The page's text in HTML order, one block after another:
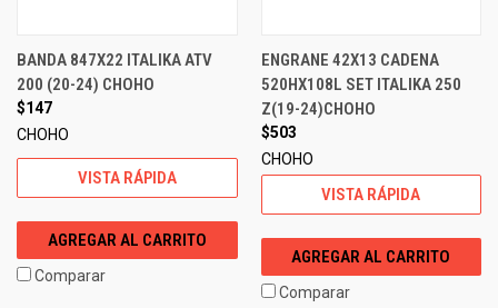
BANDA 847X22 ITALIKA ATV
200 (20-24) CHOHO
$147
CHOHO
VISTA RÁPIDA
AGREGAR AL CARRITO
Comparar
ENGRANE 42X13 CADENA
520HX108L SET ITALIKA 250
Z(19-24)CHOHO
$503
CHOHO
VISTA RÁPIDA
AGREGAR AL CARRITO
Comparar